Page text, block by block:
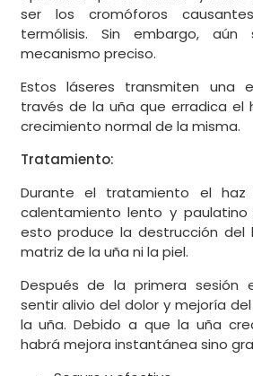
ser los cromóforos
termólisis. Sin embargo,
mecanismo preciso.
Estos láseres transmiten una
través de la uña que erradica el
crecimiento normal de la misma.
Tratamiento:
Durante el tratamiento el haz
calentamiento lento y paulatino
esto produce la destrucción del
matriz de la uña ni la piel.
Después de la primera sesión
sentir alivio del dolor y mejoría
la uña. Debido a que la uña
habrá mejora instantánea sino